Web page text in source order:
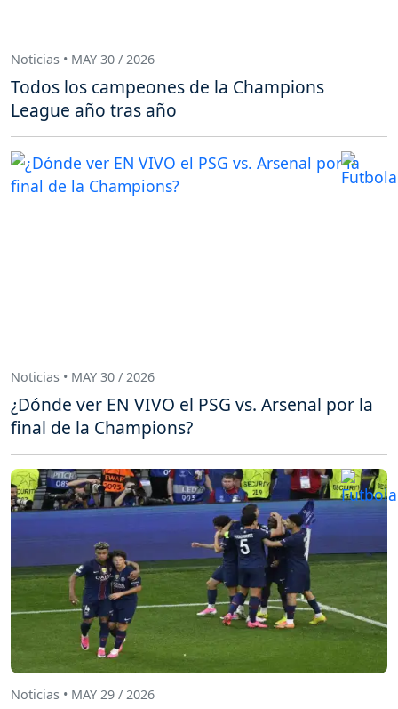
Noticias • MAY 30 / 2026
Todos los campeones de la Champions
League año tras año
Noticias • MAY 30 / 2026
¿Dónde ver EN VIVO el PSG vs. Arsenal por la
final de la Champions?
Noticias • MAY 29 / 2026